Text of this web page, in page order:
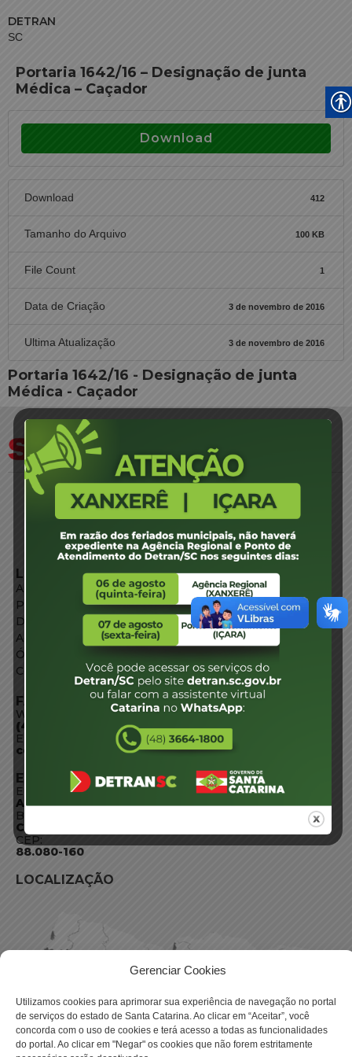
Gerenciar Cookies
Utilizamos cookies para aprimorar sua experiência de navegação no portal
de serviços do estado de Santa Catarina. Ao clicar em “Aceitar”, você
concorda com o uso de cookies e terá acesso a todas as funcionalidades
do portal. Ao clicar em "Negar" os cookies que não forem estritamente
DETRAN
SC
Portaria 1642/16 – Designação de junta
Médica – Caçador
Download
Download 412
Tamanho do Arquivo 100 KB
File Count 1
Data de Criação 3 de novembro de 2016
Ultima Atualização 3 de novembro de 2016
Portaria 1642/16 - Designação de junta
Médica - Caçador
LINKS EXTERNOS
Agência de Notícias
Portal de Serviços
Diário Oficial
Acesso à Informação
Órgãos do Governo
Conheça SC
FALE CONOSCO
WhatsApp:
(48) 3664-1800
E-mail:
centraldeinformacoes@detran.sc.gov.br
ENDEREÇO
Endereço:
Av. Almirante Tamandaré - 480
Bairro:
Coqueiros, Florianópolis SC
CEP:
88.080-160
LOCALIZAÇÃO